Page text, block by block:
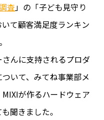
査」の「子ども見守り
て顧客満足度ランキン
んに支持されるプロダ
いて、みてね事業部メ
が作るハードウェア
聞きました。